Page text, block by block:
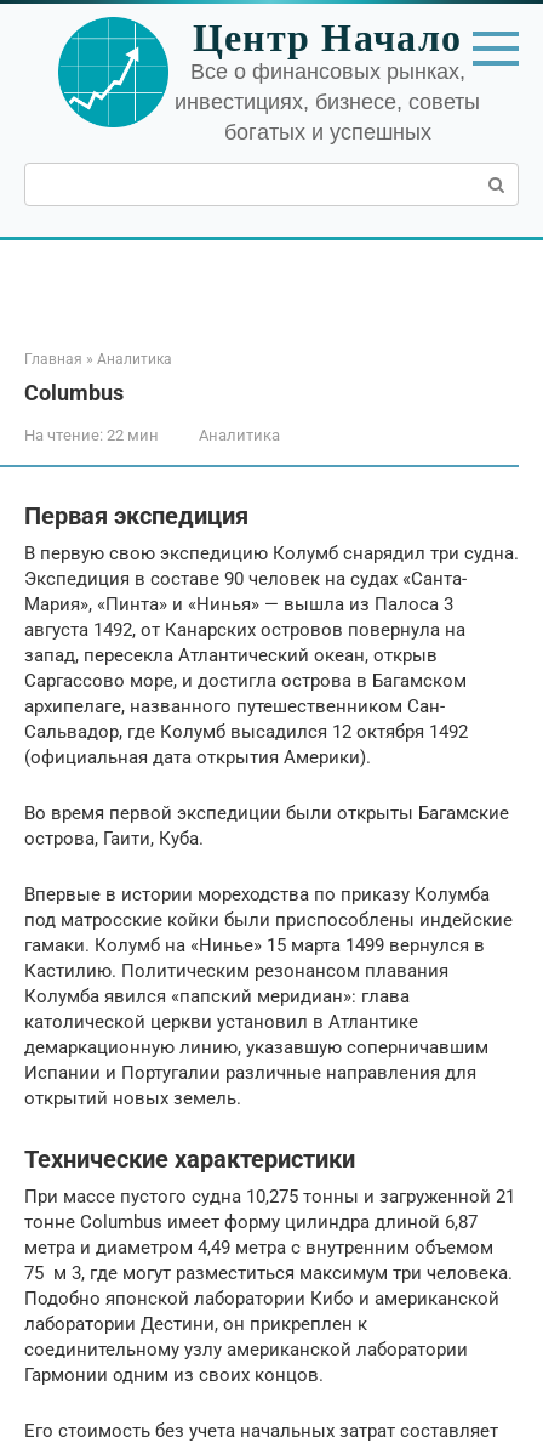
Перейти
контенту
Центр Начало
Все о финансовых рынках,
инвестициях, бизнесе, советы
богатых и успешных
Поиск:
Главная » Аналитика
Columbus
На чтение: 22 мин Аналитика
Первая экспедиция
В первую свою экспедицию Колумб снарядил три судна.
Экспедиция в составе 90 человек на судах «Санта-
Мария», «Пинта» и «Нинья» — вышла из Палоса 3
августа 1492, от Канарских островов повернула на
запад, пересекла Атлантический океан, открыв
Саргассово море, и достигла острова в Багамском
архипелаге, названного путешественником Сан-
Сальвадор, где Колумб высадился 12 октября 1492
(официальная дата открытия Америки).
Во время первой экспедиции были открыты Багамские
острова, Гаити, Куба.
Впервые в истории мореходства по приказу Колумба
под матросские койки были приспособлены индейские
гамаки. Колумб на «Нинье» 15 марта 1499 вернулся в
Кастилию. Политическим резонансом плавания
Колумба явился «папский меридиан»: глава
католической церкви установил в Атлантике
демаркационную линию, указавшую соперничавшим
Испании и Португалии различные направления для
открытий новых земель.
Технические характеристики
При массе пустого судна 10,275 тонны и загруженной 21
тонне Columbus имеет форму цилиндра длиной 6,87
метра и диаметром 4,49 метра с внутренним объемом
75 м 3, где могут разместиться максимум три человека.
Подобно японской лаборатории Кибо и американской
лаборатории Дестини, он прикреплен к
соединительному узлу американской лаборатории
Гармонии одним из своих концов.
Его стоимость без учета начальных затрат составляет